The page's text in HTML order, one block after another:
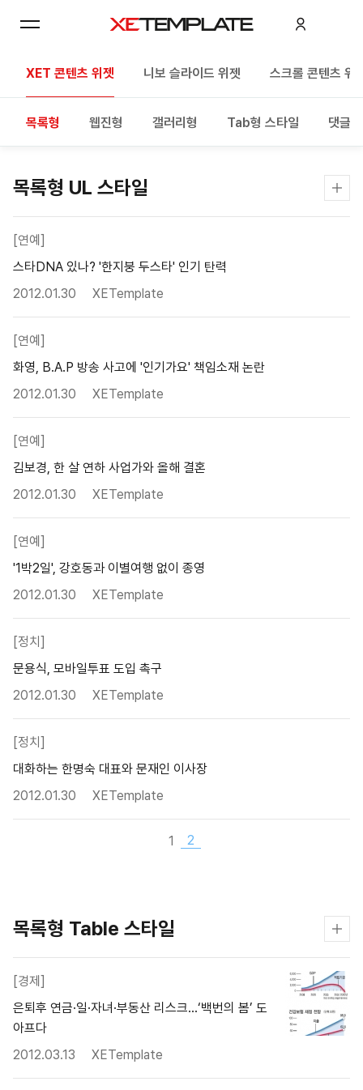
XET 콘텐츠 위젯 니보 슬라이드 위젯 스크롤 콘텐츠 위
목록형 웹진형 갤러리형 Tab형 스타일 댓글
목록형 UL 스타일
[연예]
스타DNA 있나? '한지붕 두스타' 인기 탄력
2012.01.30
XETemplate
[연예]
화영, B.A.P 방송 사고에 '인기가요' 책임소재 논란
2012.01.30
XETemplate
[연예]
김보경, 한 살 연하 사업가와 올해 결혼
2012.01.30
XETemplate
[연예]
'1박2일', 강호동과 이별여행 없이 종영
2012.01.30
XETemplate
[정치]
문용식, 모바일투표 도입 촉구
2012.01.30
XETemplate
[정치]
대화하는 한명숙 대표와 문재인 이사장
2012.01.30
XETemplate
1 2
목록형 Table 스타일
[경제]
은퇴후 연금·일·자녀·부동산 리스크…‘백번의 봄’ 도
아프다
2012.03.13
XETemplate